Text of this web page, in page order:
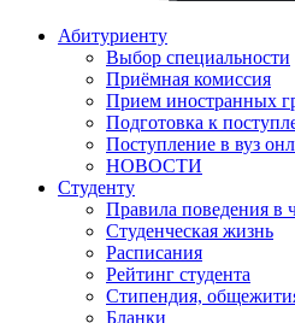
Абитуриенту
Выбор специальности
Приёмная комиссия
Прием иностранных
Подготовка к
Поступление в вуз
НОВОСТИ
Студенту
Правила поведения в
Студенческая жизнь
Расписания
Рейтинг студента
Стипендия,
Бланки